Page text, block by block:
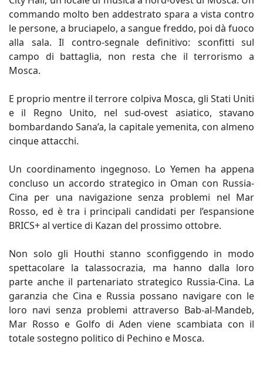
commando molto ben addestrato spara a vista contro
le persone, a bruciapelo, a sangue freddo, poi dà fuoco
alla sala. Il contro-segnale definitivo: sconfitti sul
campo di battaglia, non resta che il terrorismo a
Mosca.
E proprio mentre il terrore colpiva Mosca, gli Stati Uniti
e il Regno Unito, nel sud-ovest asiatico, stavano
bombardando Sana’a, la capitale yemenita, con almeno
cinque attacchi.
Un coordinamento ingegnoso. Lo Yemen ha appena
concluso un accordo strategico in Oman con Russia-
Cina per una navigazione senza problemi nel Mar
Rosso, ed è tra i principali candidati per l’espansione
BRICS+ al vertice di Kazan del prossimo ottobre.
Non solo gli Houthi stanno sconfiggendo in modo
spettacolare la talassocrazia, ma hanno dalla loro
parte anche il partenariato strategico Russia-Cina. La
garanzia che Cina e Russia possano navigare con le
loro navi senza problemi attraverso Bab-al-Mandeb,
Mar Rosso e Golfo di Aden viene scambiata con il
totale sostegno politico di Pechino e Mosca.